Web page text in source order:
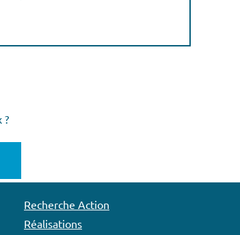
?
Recherche Action
Réalisations